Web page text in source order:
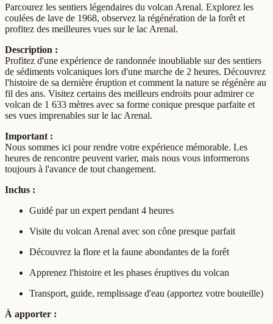
Parcourez les sentiers légendaires du volcan Arenal. Explorez les
coulées de lave de 1968, observez la régénération de la forêt et
profitez des meilleures vues sur le lac Arenal.
Description :
Profitez d'une expérience de randonnée inoubliable sur des sentiers
de sédiments volcaniques lors d'une marche de 2 heures. Découvrez
l'histoire de sa dernière éruption et comment la nature se régénère au
fil des ans. Visitez certains des meilleurs endroits pour admirer ce
volcan de 1 633 mètres avec sa forme conique presque parfaite et
ses vues imprenables sur le lac Arenal.
Important :
Nous sommes ici pour rendre votre expérience mémorable. Les
heures de rencontre peuvent varier, mais nous vous informerons
toujours à l'avance de tout changement.
Inclus :
Guidé par un expert pendant 4 heures
Visite du volcan Arenal avec son cône presque parfait
Découvrez la flore et la faune abondantes de la forêt
Apprenez l'histoire et les phases éruptives du volcan
Transport, guide, remplissage d'eau (apportez votre bouteille)
À apporter :